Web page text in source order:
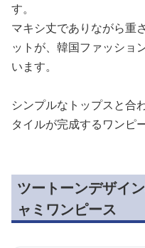
す。
マキシ丈でありながら重
ットが、韓国ファッショ
います。
シンプルなトップスと合
タイルが完成するワンピ
ツートーンデザイ
ャミワンピース